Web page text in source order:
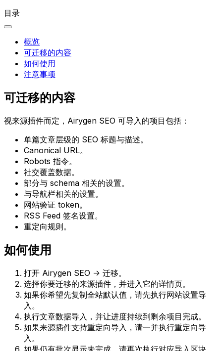
目录
概览
可迁移的内容
如何使用
注意事项
可迁移的内容
视来源插件而定，Airygen SEO 可导入的项目包括：
单篇文章层级的 SEO 标题与描述。
Canonical URL。
Robots 指令。
社交覆盖数据。
部分与 schema 相关的设置。
与导航栏相关的设置。
网站验证 token。
RSS Feed 签名设置。
重定向规则。
如何使用
打开 Airygen SEO -> 迁移。
选择你要迁移的来源插件，并进入它的详情页。
如果你希望先复制全站默认值，请先执行网站设置导
入。
执行文章数据导入，并让进度持续到剩余项目完成。
如果来源插件支持重定向导入，请一并执行重定向导
入。
如果仍有批次显示未完成，请再次执行对应导入区块。